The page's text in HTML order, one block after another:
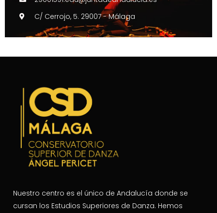
C/ Cerrojo, 5. 29007 - Málaga
Nuestro centro es el único de Andalucía donde se
cursan los Estudios Superiores de Danza. Hemos